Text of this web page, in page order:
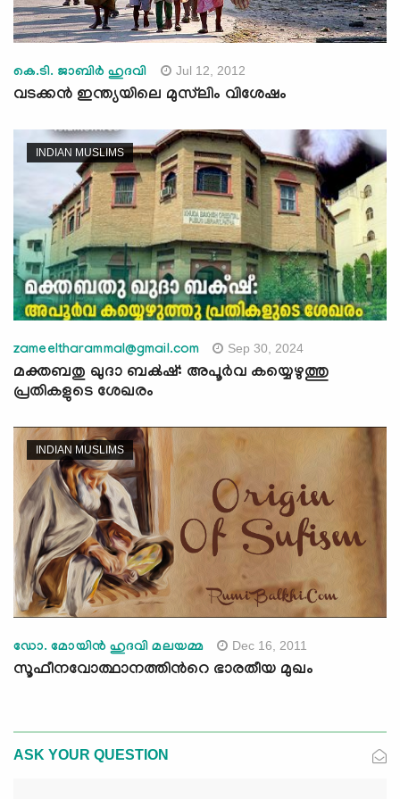
കെ.ടി. ജാബിര്‍ ഹുദവി Jul 12, 2012
വടക്കന്‍ ഇന്ത്യയിലെ മുസ്‌ലിം വിശേഷം
INDIAN MUSLIMS
zameeltharammal@gmail.com Sep 30, 2024
മക്തബതു ഖുദാ ബക്‍ഷ്: അപൂർവ കയ്യെഴുത്തു
പ്രതികളുടെ ശേഖരം
INDIAN MUSLIMS
ഡോ. മോയിന്‍ ഹുദവി മലയമ്മ Dec 16, 2011
സൂഫീനവോത്ഥാനത്തിന്‍റെ ഭാരതീയ മുഖം
ASK YOUR QUESTION